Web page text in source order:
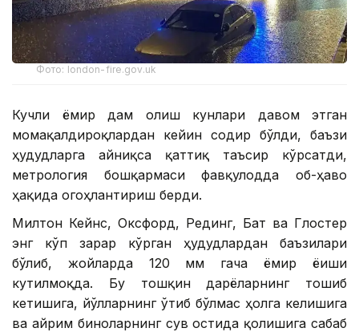
Фото: london-fire.gov.uk
Кучли ёмғир дам олиш кунлари давом этган
момақалдироқлардан кейин содир бўлди, баъзи
ҳудудларга айниқса қаттиқ таъсир кўрсатди,
метрология бошқармаси фавқулодда об-ҳаво
ҳақида огоҳлантириш берди.
Милтон Кейнс, Оксфорд, Рединг, Бат ва Глостер
энг кўп зарар кўрган ҳудудлардан баъзилари
бўлиб, жойларда 120 мм гача ёмғир ёғиши
кутилмоқда. Бу тошқин дарёларнинг тошиб
кетишига, йўлларнинг ўтиб бўлмас ҳолга келишига
ва айрим биноларнинг сув остида қолишига сабаб